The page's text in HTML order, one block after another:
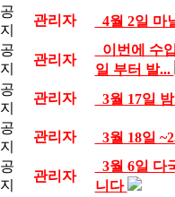
공
지
관리자
4월 2일 마
공
지
관리자
이번에 수
일 부터 발...
공
지
관리자
3월 17일
공
지
관리자
3월 18일
공
지
관리자
3월 6일 다
니다